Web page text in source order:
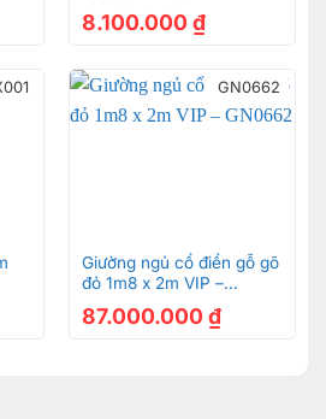
8.100.000 ₫
GN0662
Giường ngủ cổ điển gỗ gõ
đỏ 1m8 x 2m VIP –
GN0662
87.000.000 ₫